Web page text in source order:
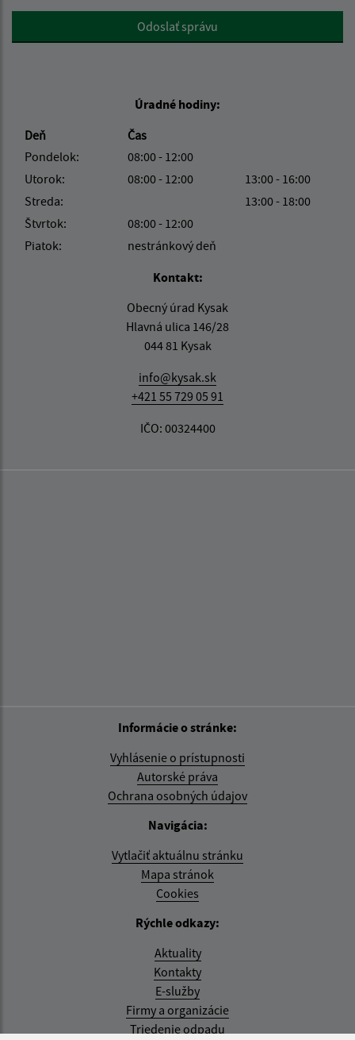
Google reCaptcha ResponseOdoslať správu
Úradné hodiny:
Deň
Čas
Pondelok:
08:00 - 12:00
Utorok:
08:00 - 12:00
13:00 - 16:00
Streda:
13:00 - 18:00
Štvrtok:
08:00 - 12:00
Piatok:
nestránkový deň
Kontakt:
Obecný úrad Kysak
Hlavná ulica 146/28
044 81 Kysak
info@kysak.sk
+421 55 729 05 91
IČO: 00324400
Informácie o stránke:
Vyhlásenie o prístupnosti
Autorské práva
Ochrana osobných údajov
Navigácia:
Vytlačiť aktuálnu stránku
Mapa stránok
Cookies
Rýchle odkazy:
Aktuality
Kontakty
E-služby
Firmy a organizácie
Triedenie odpadu